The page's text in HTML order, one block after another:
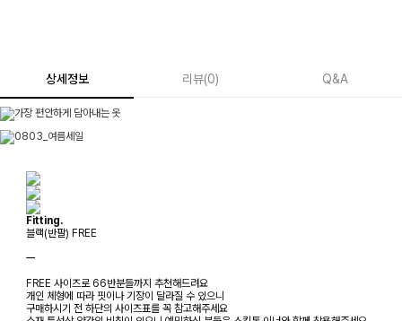
상세정보 리뷰(0) Q&A
Fitting.
블랙(반팔) FREE
ㅡ
FREE 사이즈로 66반분들까지 추천해드려요
개인 체형에 따라 핏이나 기장이 달라질 수 있으니
구매하시기 전 하단의 사이즈표를 꼭 참고해주세요